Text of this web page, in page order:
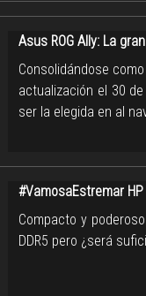
Asus ROG Ally: La
Consolidándose
actualización el 30
ser la elegida en al
#VamosaEstremar
Compacto y
DDR5 pero ¿será